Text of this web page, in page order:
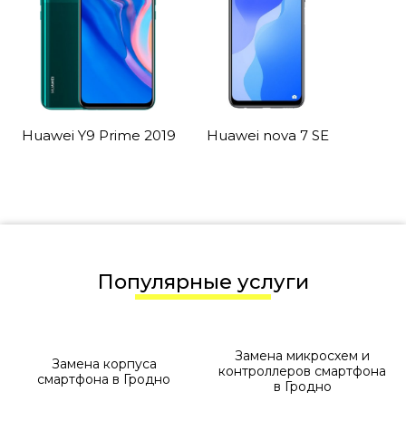
Huawei Y9 Prime 2019 Huawei nova 7 SE
Популярные услуги
Замена корпуса
смартфона в Гродно
Замена микросхем и
контроллеров смартфона
в Гродно